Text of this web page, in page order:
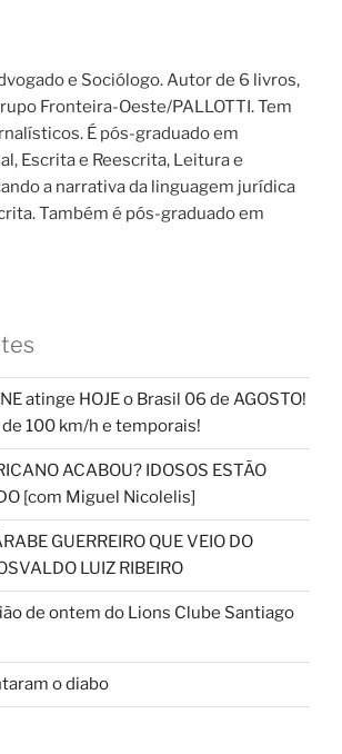
e Sociólogo. Autor de 6 livros,
Fronteira-Oeste/PALLOTTI. Tem
É pós-graduado em
Escrita e Reescrita, Leitura e
a narrativa da linguagem jurídica
Também é pós-graduado em
atinge HOJE o Brasil 06 de AGOSTO!
100 km/h e temporais!
ACABOU? IDOSOS ESTÃO
[com Miguel Nicolelis]
GUERREIRO QUE VEIO DO
LUIZ RIBEIRO
de ontem do Lions Clube Santiago
o diabo